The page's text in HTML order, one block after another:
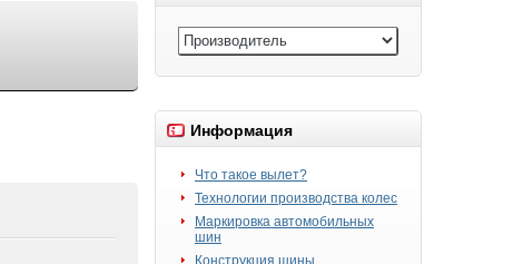
Информация
Что такое вылет?
Технологии производства колес
Маркировка автомобильных
шин
Конструкция шины